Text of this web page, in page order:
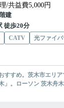
/共益費5,000円
建
徒歩20分
CATV 光ファイ
すすめ。茨木市エリ
」。ローソン 茨木舟